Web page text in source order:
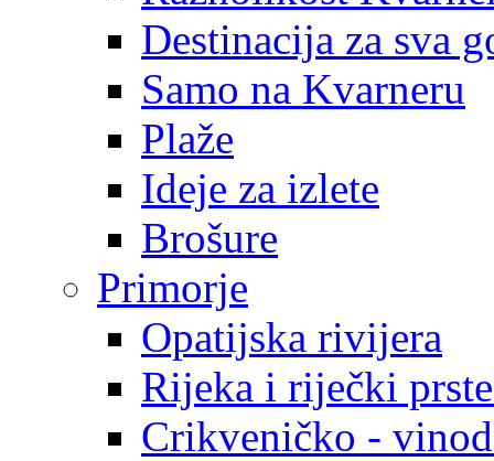
Destinacija za sva
Samo na Kvarneru
Plaže
Ideje za izlete
Brošure
Primorje
Opatijska rivijera
Rijeka i riječki
Crikveničko -